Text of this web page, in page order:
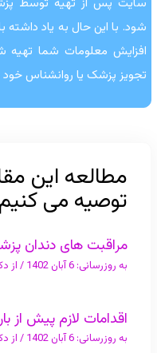
شود. با این حال به یاد
افزایش معلومات شما تهیه
تجویز پزشک یا روانشناس
مطالعه این
توصیه می کنیم
مراقبت های دندان
به روزرسانی: 6 آبان 1402 / از
اقدامات لازم پیش از
به روزرسانی: 6 آبان 1402 / از